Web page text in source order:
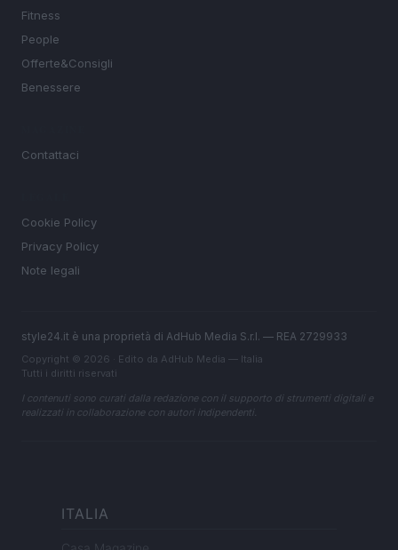
Fitness
People
Offerte&Consigli
Benessere
Contattaci
Cookie Policy
Privacy Policy
Note legali
style24.it è una proprietà di AdHub Media S.r.l. — REA 2729933
Copyright © 2026 · Edito da AdHub Media — Italia
Tutti i diritti riservati
I contenuti sono curati dalla redazione con il supporto di strumenti digitali e
realizzati in collaborazione con autori indipendenti.
ITALIA